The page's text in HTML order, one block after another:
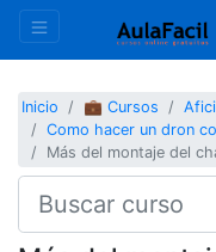
Inicio 💼 Cursos
Como hacer un dron
Más del montaje del